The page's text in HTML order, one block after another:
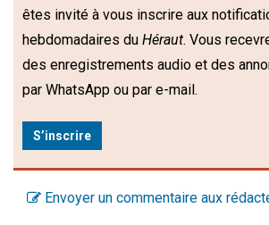
êtes invité à vous inscrire aux
hebdomadaires du Héraut. Vous
des enregistrements audio et des
par WhatsApp ou par e-mail.
S’inscrire
Envoyer un commentaire aux